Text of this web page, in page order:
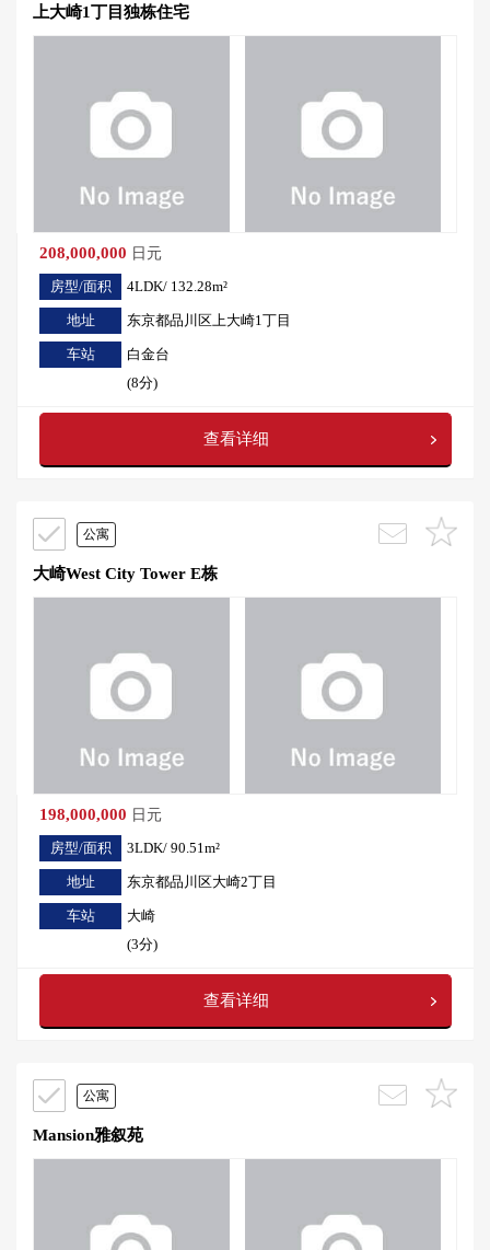
上大崎1丁目独栋住宅
208,000,000 日元
房型/面积
4LDK/ 132.28m²
地址 东京都品川区上大崎1丁目
车站
白金台
(8分)
查看详细
公寓
大崎West City Tower E栋
198,000,000 日元
房型/面积
3LDK/ 90.51m²
地址 东京都品川区大崎2丁目
车站
大崎
(3分)
查看详细
公寓
Mansion雅叙苑